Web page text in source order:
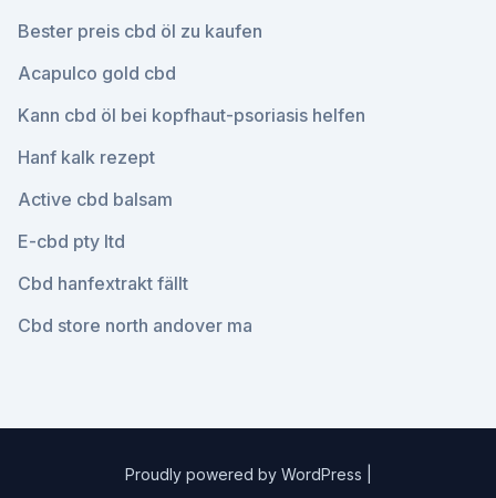
Bester preis cbd öl zu kaufen
Acapulco gold cbd
Kann cbd öl bei kopfhaut-psoriasis helfen
Hanf kalk rezept
Active cbd balsam
E-cbd pty ltd
Cbd hanfextrakt fällt
Cbd store north andover ma
Proudly powered by WordPress